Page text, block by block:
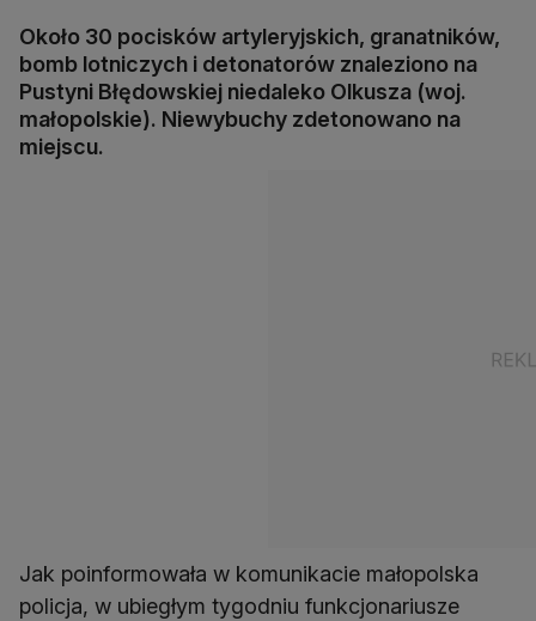
Około 30 pocisków artyleryjskich, granatników,
bomb lotniczych i detonatorów znaleziono na
Pustyni Błędowskiej niedaleko Olkusza (woj.
małopolskie). Niewybuchy zdetonowano na
miejscu.
Jak poinformowała w komunikacie małopolska
policja, w ubiegłym tygodniu funkcjonariusze